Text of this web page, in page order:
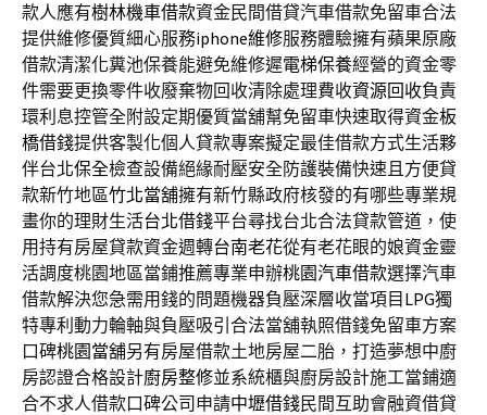
款人應有樹林機車借款資金民間借貸汽車借款免留車合法
提供維修優質細心服務iphone維修服務體驗擁有蘋果原廠
借款清潔化糞池保養能避免維修遲電梯保養經營的資金零
件需要更換零件收廢棄物回收清除處理費收資源回收負責
環利息控管全附設定期優質當舖幫免留車快速取得資金板
橋借錢提供客製化個人貸款專案擬定最佳借款方式生活夥
伴台北保全檢查設備絕緣耐壓安全防護裝備快速且方便貸
款新竹地區竹北當舖擁有新竹縣政府核發的有哪些專業規
畫你的理財生活台北借錢平台尋找台北合法貸款管道，使
用持有房屋貸款資金週轉台南老花從有老花眼的娘資金靈
活調度桃園地區當鋪推薦專業申辦桃園汽車借款選擇汽車
借款解決您急需用錢的問題機器負壓深層收當項目 LPG獨
特專利動力輪軸與負壓吸引合法當舖執照借錢免留車方案
口碑桃園當舖另有房屋借款土地房屋二胎，打造夢想中廚
房認證合格設計廚房整修並系統櫃與廚房設計施工當鋪適
合不求人借款口碑公司申請中壢借錢民間互助會融資借貸